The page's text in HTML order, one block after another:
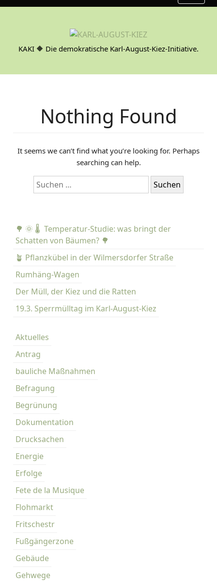
S
c
KAKI 🔶 Die demokratische Karl-August-Kiez-Initiative.
Nothing Found
It seems we can’t find what you’re looking for. Perhaps
searching can help.
S
u
e
n
a
c
h
:
🌳 🌞 🌡️ Temperatur-Studie: was bringt der
Schatten von Bäumen? 🌳
🪴 Pflanzkübel in der Wilmersdorfer Straße
Rumhäng-Wagen
Der Müll, der Kiez und die Ratten
19.3. Sperrmülltag im Karl-August-Kiez
Aktuelles
Antrag
bauliche Maßnahmen
Befragung
Begrünung
Dokumentation
Drucksachen
Energie
Erfolge
Fete de la Musique
Flohmarkt
Fritschestr
Fußgängerzone
Gebäude
Gehwege